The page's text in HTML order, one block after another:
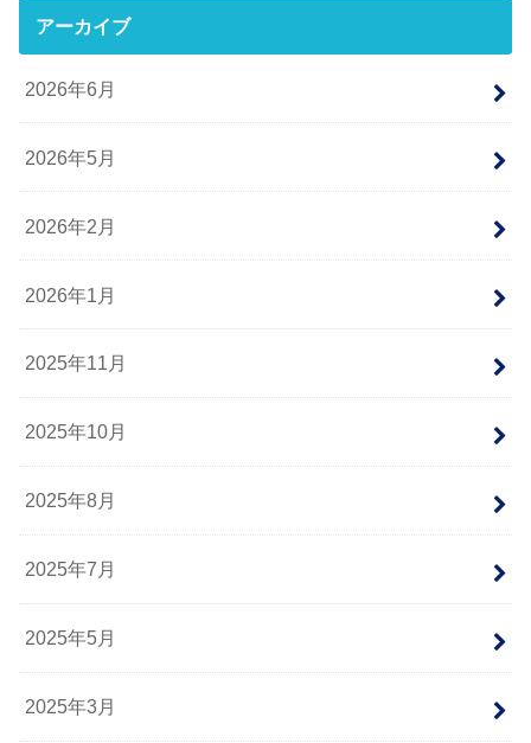
アーカイブ
2026年6月
2026年5月
2026年2月
2026年1月
2025年11月
2025年10月
2025年8月
2025年7月
2025年5月
2025年3月